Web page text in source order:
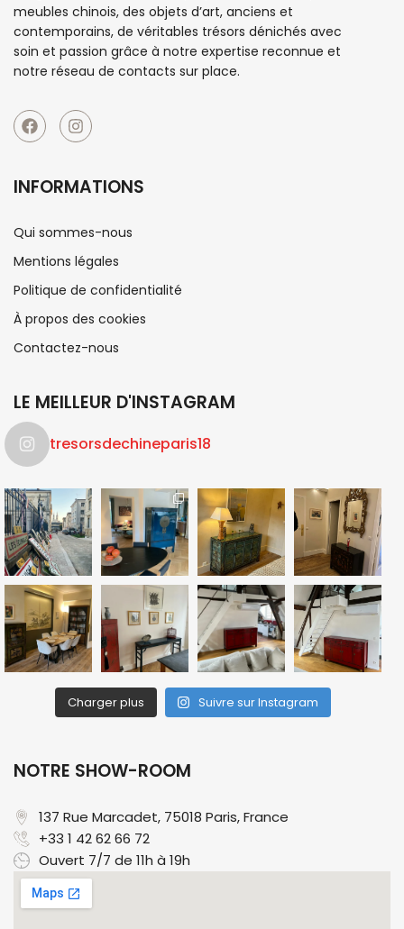
meubles chinois, des objets d’art, anciens et
contemporains, de véritables trésors dénichés avec
soin et passion grâce à notre expertise reconnue et
notre réseau de contacts sur place.
INFORMATIONS
Qui sommes-nous
Mentions légales
Politique de confidentialité
À propos des cookies
Contactez-nous
LE MEILLEUR D'INSTAGRAM
tresorsdechineparis18
Charger plus Suivre sur Instagram
NOTRE SHOW-ROOM
137 Rue Marcadet, 75018 Paris, France​
+33 1 42 62 66 72
Ouvert 7/7 de 11h à 19h